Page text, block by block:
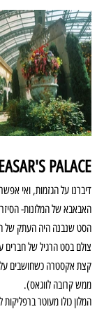
PALACE
דיברנו על הגזמות, ואי
האבאבא של המלונות-
הסט שנבנה היה העתק של
צולם בסט הרגיל של
קצת אקסטרה כשחושבים
ממש קרובה לווגאס).
המלון כולו מעוטר